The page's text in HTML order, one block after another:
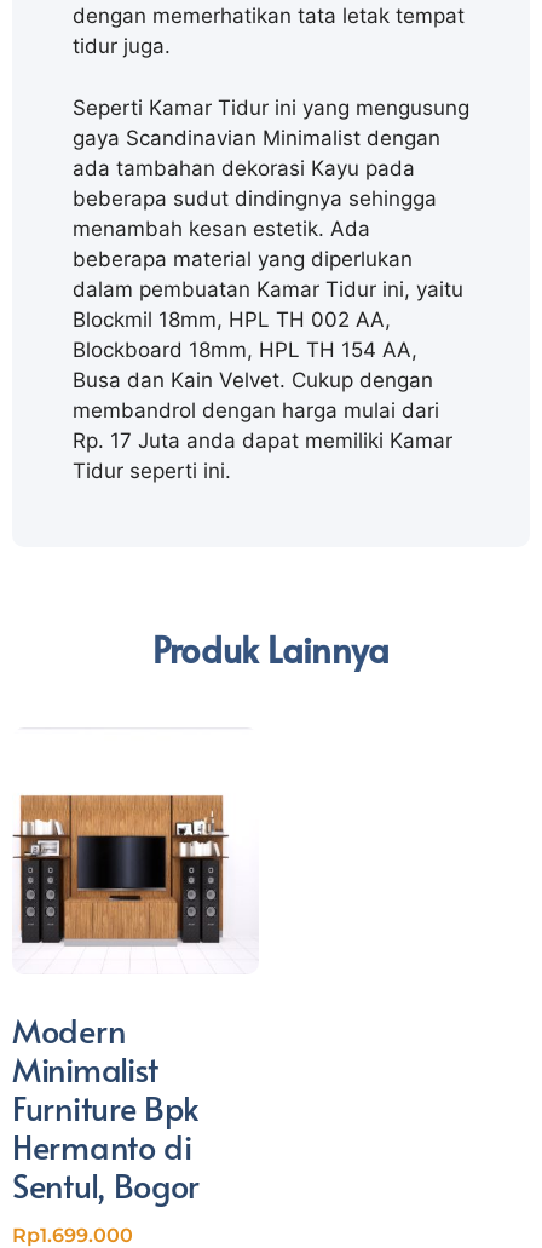
dengan memerhatikan tata letak tempat
tidur juga.
Seperti Kamar Tidur ini yang mengusung
gaya Scandinavian Minimalist dengan
ada tambahan dekorasi Kayu pada
beberapa sudut dindingnya sehingga
menambah kesan estetik. Ada
beberapa material yang diperlukan
dalam pembuatan Kamar Tidur ini, yaitu
Blockmil 18mm, HPL TH 002 AA,
Blockboard 18mm, HPL TH 154 AA,
Busa dan Kain Velvet. Cukup dengan
membandrol dengan harga mulai dari
Rp. 17 Juta anda dapat memiliki Kamar
Tidur seperti ini.
Produk Lainnya
Modern
Minimalist
Furniture Bpk
Hermanto di
Sentul, Bogor
Rp1.699.000